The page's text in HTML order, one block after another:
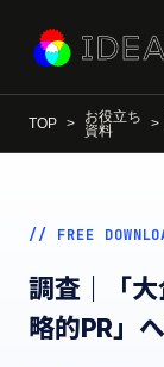
TOP
お役立ち
資料
// FREE
調査｜「
略的PR」